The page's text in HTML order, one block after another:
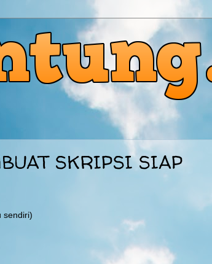
SKRIPSI SIAP
sendiri)